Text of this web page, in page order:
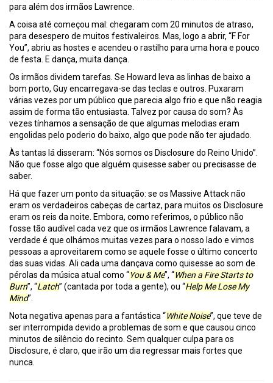
para além dos irmãos Lawrence.
A coisa até começou mal: chegaram com 20 minutos de atraso,
para desespero de muitos festivaleiros. Mas, logo a abrir, “F For
You”, abriu as hostes e acendeu o rastilho para uma hora e pouco
de festa. E dança, muita dança.
Os irmãos dividem tarefas. Se Howard leva as linhas de baixo a
bom porto, Guy encarregava-se das teclas e outros. Puxaram
várias vezes por um público que parecia algo frio e que não reagia
assim de forma tão entusiasta. Talvez por causa do som? Às
vezes tínhamos a sensação de que algumas melodias eram
engolidas pelo poderio do baixo, algo que pode não ter ajudado.
Às tantas lá disseram: “Nós somos os Disclosure do Reino Unido”.
Não que fosse algo que alguém quisesse saber ou precisasse de
saber.
Há que fazer um ponto da situação: se os Massive Attack não
eram os verdadeiros cabeças de cartaz, para muitos os Disclosure
eram os reis da noite. Embora, como referimos, o público não
fosse tão audível cada vez que os irmãos Lawrence falavam, a
verdade é que olhámos muitas vezes para o nosso lado e vimos
pessoas a aproveitarem como se aquele fosse o último concerto
das suas vidas. Ali cada uma dançava como quisesse ao som de
pérolas da música atual como “You & Me”, “When a Fire Starts to
Burn”, “Latch” (cantada por toda a gente), ou “Help Me Lose My
Mind”.
Nota negativa apenas para a fantástica “White Noise”, que teve de
ser interrompida devido a problemas de som e que causou cinco
minutos de silêncio do recinto. Sem qualquer culpa para os
Disclosure, é claro, que irão um dia regressar mais fortes que
nunca.